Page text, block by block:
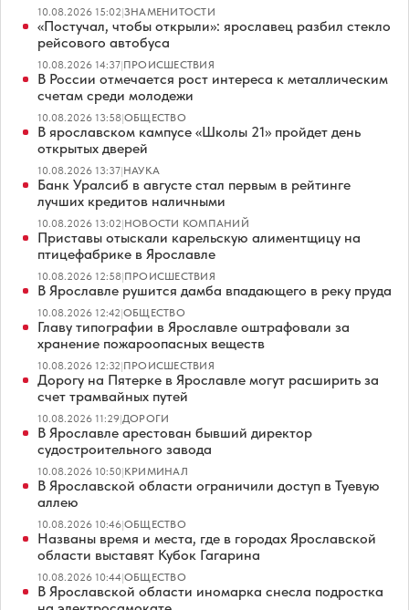
10.08.2026 15:02|ЗНАМЕНИТОСТИ
«Постучал, чтобы открыли»: ярославец разбил стекло
рейсового автобуса
10.08.2026 14:37|ПРОИСШЕСТВИЯ
В России отмечается рост интереса к металлическим
счетам среди молодежи
10.08.2026 13:58|ОБЩЕСТВО
В ярославском кампусе «Школы 21» пройдет день
открытых дверей
10.08.2026 13:37|НАУКА
Банк Уралсиб в августе стал первым в рейтинге
лучших кредитов наличными
10.08.2026 13:02|НОВОСТИ КОМПАНИЙ
Приставы отыскали карельскую алиментщицу на
птицефабрике в Ярославле
10.08.2026 12:58|ПРОИСШЕСТВИЯ
В Ярославле рушится дамба впадающего в реку пруда
10.08.2026 12:42|ОБЩЕСТВО
Главу типографии в Ярославле оштрафовали за
хранение пожароопасных веществ
10.08.2026 12:32|ПРОИСШЕСТВИЯ
Дорогу на Пятерке в Ярославле могут расширить за
счет трамвайных путей
10.08.2026 11:29|ДОРОГИ
В Ярославле арестован бывший директор
судостроительного завода
10.08.2026 10:50|КРИМИНАЛ
В Ярославской области ограничили доступ в Туевую
аллею
10.08.2026 10:46|ОБЩЕСТВО
Названы время и места, где в городах Ярославской
области выставят Кубок Гагарина
10.08.2026 10:44|ОБЩЕСТВО
В Ярославской области иномарка снесла подростка